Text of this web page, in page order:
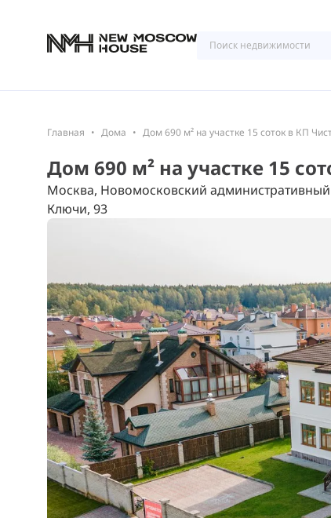
Главная Дома Дом 690 м² на участке 15 соток в КП
Дом 690 м² на участке 15
Москва, Новомосковский
Ключи, 93